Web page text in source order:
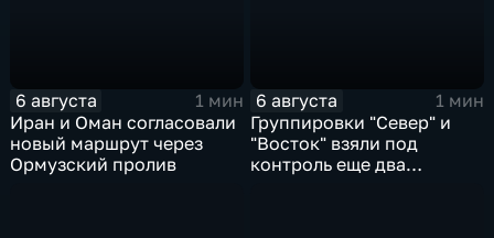
6 августа
1 мин
Иран и Оман согласовали
новый маршрут через
Ормузский пролив
6 августа
1 мин
Группировки "Север" и
"Восток" взяли под
контроль еще два